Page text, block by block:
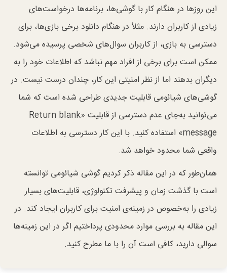
این روز‌ها در هنگام کار با گوشی‌ها، برنامه‌ها درخواست‌های
زیادی از کاربران دارند. مثلاً در هنگام دانلود برخی بازی‌ها، برای
دسترسی به بازی، از کاربران سوال‌های شخصی پرسیده می‌شود.
ممکن است برای برخی از افراد مهم نباشد که اطلاعات خود را به
دیگران بدهند اما از نظر امنیتی این کار، چندان درست نیست. در
گوشی‌های شیائومی قابلیت جدیدی طراحی شده است که شما
می‌توانید به‌جای عدم دسترسی از قابلیت «Return blank
message» استفاده کنید. با این کار دسترسی به اطلاعات
واقعی شما محدود خواهد شد.
همان‌طور که در این مقاله ذکر کردیم گوشی شیائومی توانسته
است با گذشت زمان و پیشرفت تکنولوژی، قابلیت‌های بسیار
زیادی را به‌خصوص در زمینه‌ی امنیت برای کاربران ایجاد کند. در
این مقاله به بررسی موارد محدودی پرداختیم اگر در این زمینه‌ها
سوالی دارید، کافی است آن را با ما مطرح کنید.